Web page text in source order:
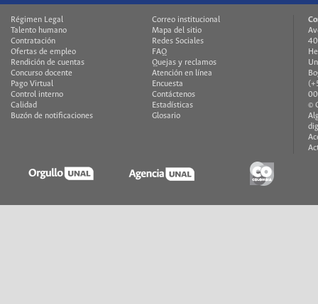
Régimen Legal
Talento humano
Contratación
Ofertas de empleo
Rendición de cuentas
Concurso docente
Pago Virtual
Control interno
Calidad
Buzón de notificaciones
Correo institucional
Mapa del sitio
Redes Sociales
FAQ
Quejas y reclamos
Atención en línea
Encuesta
Contáctenos
Estadísticas
Glosario
©